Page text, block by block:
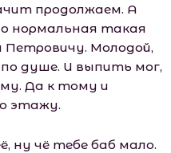
продолжаем. А
нормальная такая
Петровичу. Молодой,
душе. И выпить мог,
Да к тому и
этажу.
ну чё тебе баб мало.